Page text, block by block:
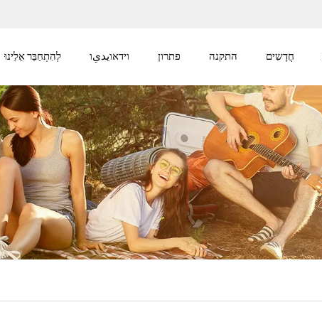
חֲדָשִים התקנה פתרון וידאוيديו לְהִתְחַבֵּר אֵלֵינוּ